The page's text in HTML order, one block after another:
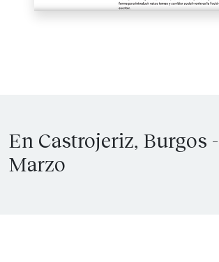
En Castrojeriz, Burgos
Marzo